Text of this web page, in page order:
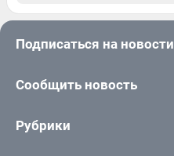
Подписаться на новости
Сообщить новость
Рубрики